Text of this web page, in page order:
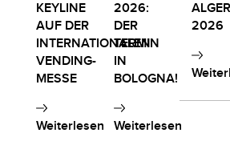
KEYLINE
AUF DER
INTERNATIONALEN
VENDING-
MESSE
Weiterlesen
2026:
DER
TERMIN
IN
BOLOGNA!
Weiterlesen
2026